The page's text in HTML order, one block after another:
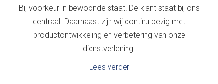
Bij voorkeur in bewoonde staat. De klant staat bij ons
centraal. Daarnaast zijn wij continu bezig met
productontwikkeling en verbetering van onze
dienstverlening.
Lees verder